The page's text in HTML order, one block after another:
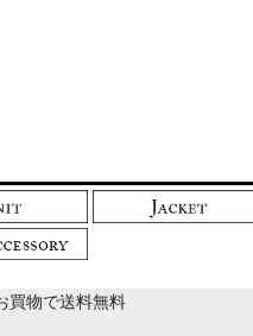
物で送料無料